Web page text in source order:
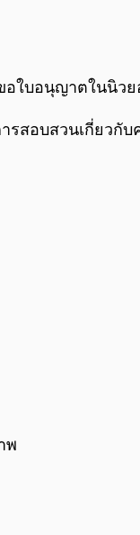
ใบอนุญาตในนิว
อบสวนเกี่ยวกับ
พ